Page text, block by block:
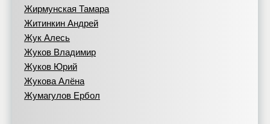
Жирмунская Тамара
Житинкин Андрей
Жук Алесь
Жуков Владимир
Жуков Юрий
Жукова Алёна
Жумагулов Ербол